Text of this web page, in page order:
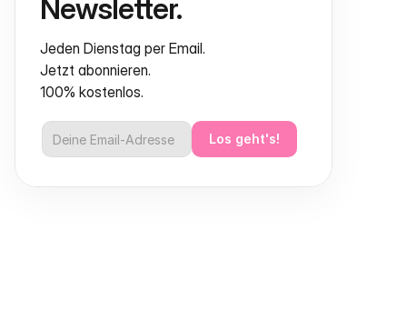
Newsletter.
Jeden Dienstag per Email.
Jetzt abonnieren.
100% kostenlos.
Los geht's!